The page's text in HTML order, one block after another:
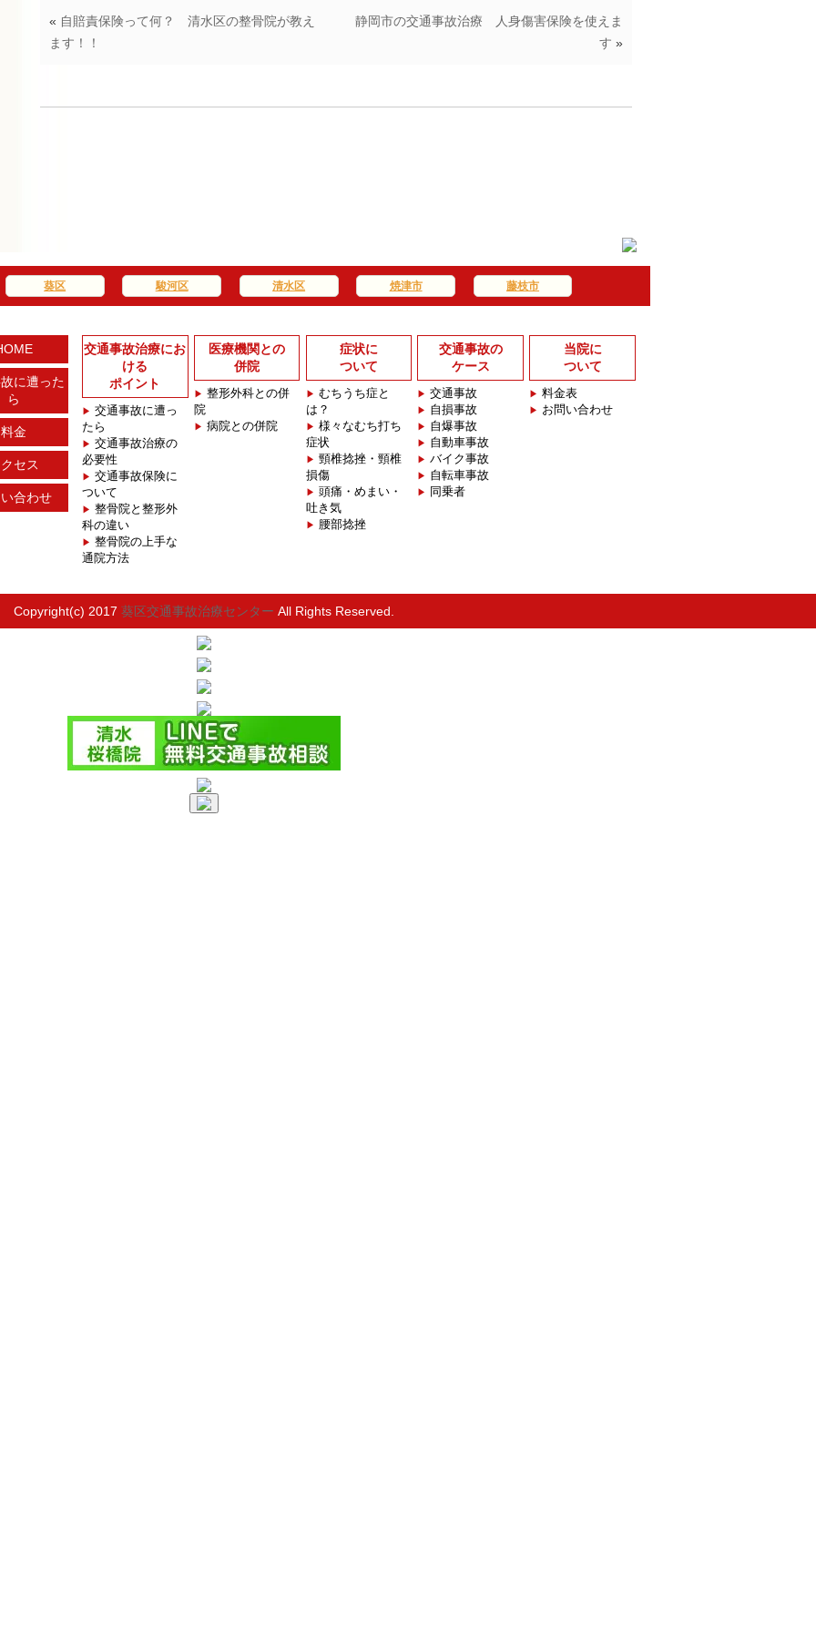
静岡市の交通事故治療 人身傷害保険を使えま
す »
« 自賠責保険って何？ 清水区の整骨院が教え
ます！！
葵区 駿河区 清水区 焼津市 藤枝市
に遭った
ら
料金
セス
合わせ
交通事故治療にお
ける
ポイント
交通事故に遭っ
たら
交通事故治療の
必要性
交通事故保険に
ついて
整骨院と整形外
科の違い
整骨院の上手な
通院方法
医療機関との
併院
整形外科との併
院
病院との併院
症状に
ついて
むちうち症と
は？
様々なむち打ち
症状
頸椎捻挫・頸椎
損傷
頭痛・めまい・
吐き気
腰部捻挫
交通事故の
ケース
交通事故
自損事故
自爆事故
自動車事故
バイク事故
自転車事故
同乗者
当院に
ついて
料金表
お問い合わせ
Copyright(c) 2017 葵区交通事故治療センター All Rights Reserved.